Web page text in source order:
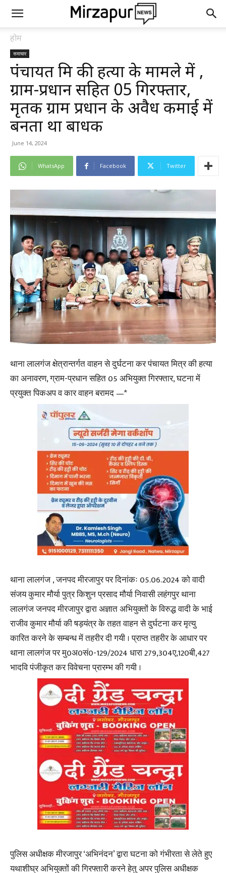
होम
समाचार
पंचायत मित्र की हत्या के मामले में ,
ग्राम-प्रधान सहित 05 गिरफ्तार,
मृतक ग्राम प्रधान के अवैध कमाई में
बनता था बाधक
June 14, 2024
WhatsApp Facebook Twitter
थाना लालगंज क्षेत्रान्तर्गत वाहन से दुर्घटना कर पंचायत मित्र की हत्या
का अनावरण, ग्राम-प्रधान सहित 05 अभियुक्त गिरफ्तार, घटना में
प्रयुक्त पिकअप व कार वाहन बरामद —*
थाना लालगंज , जनपद मीरजापुर पर दिनांकः 05.06.2024 को वादी
संजय कुमार मौर्या पुत्र किशुन प्रसाद मौर्या निवासी लहंगपुर थाना
लालगंज जनपद मीरजापुर द्वारा अज्ञात अभियुक्तों के विरुद्ध वादी के भाई
राजीव कुमार मौर्या की षड़यंत्र के तहत वाहन से दुर्घटना कर मृत्यु
कारित करने के सम्बन्ध में तहरीर दी गयी । प्राप्त तहरीर के आधार पर
थाना लालगंज पर मु0अ0सं0-129/2024 धारा 279,304ए,120बी,427
भादवि पंजीकृत कर विवेचना प्रारम्भ की गयी ।
पुलिस अधीक्षक मीरजापुर ‘अभिनंदन’ द्वारा घटना को गंभीरता से लेते हुए
यथाशीघ्र अभियुक्तों की गिरफ्तारी करने हेतु अपर पुलिस अधीक्षक